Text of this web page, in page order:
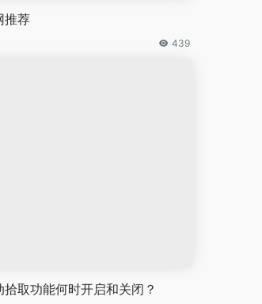
推荐
439
取功能何时开启和关闭？